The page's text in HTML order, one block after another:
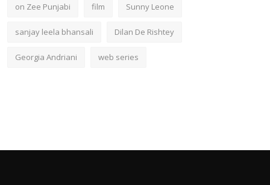
on Zee Punjabi film Sunny Leone
sanjay leela bhansali Dilan De Rishtey
Georgia Andriani web series